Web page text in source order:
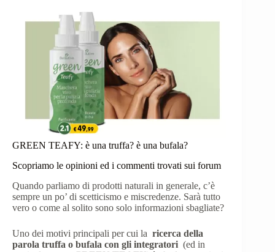
GREEN TEAFY: è una truffa? è una bufala?
Scopriamo le opinioni ed i commenti trovati sui forum
Quando parliamo di prodotti naturali in generale, c’è
sempre un po’ di scetticismo e miscredenze. Sarà tutto
vero o come al solito sono solo informazioni sbagliate?
Uno dei motivi principali per cui la ricerca della
parola truffa o bufala con gli integratori (ed in